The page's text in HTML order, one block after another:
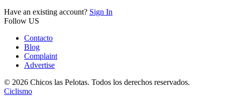
Have an existing account? Sign In
Follow US
Contacto
Blog
Complaint
Advertise
© 2026 Chicos las Pelotas. Todos los derechos reservados.
Ciclismo